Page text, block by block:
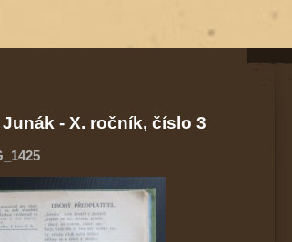
- X. ročník, číslo 3